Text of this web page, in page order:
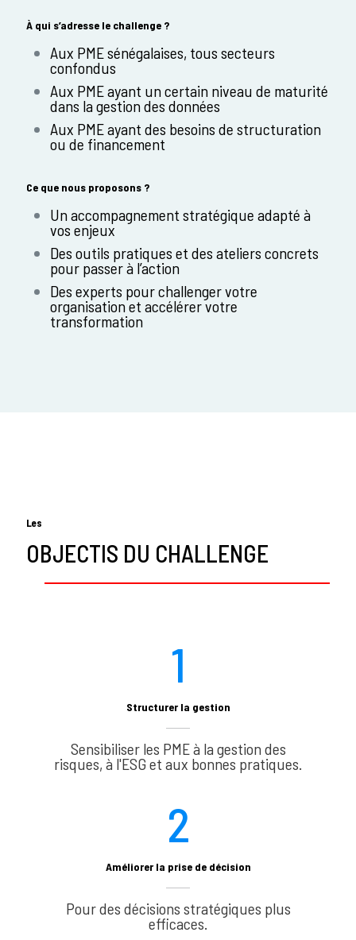
À qui s’adresse le challenge ?
Aux PME sénégalaises, tous secteurs
confondus
Aux PME ayant un certain niveau de maturité
dans la gestion des données
Aux PME ayant des besoins de structuration
ou de financement
Ce que nous proposons ?
Un accompagnement stratégique adapté à
vos enjeux
Des outils pratiques et des ateliers concrets
pour passer à l’action
Des experts pour challenger votre
organisation et accélérer votre
transformation
Les
OBJECTIS DU CHALLENGE
1
Structurer la gestion
Sensibiliser les PME à la gestion des
risques, à l'ESG et aux bonnes pratiques.
2
Améliorer la prise de décision
Pour des décisions stratégiques plus
efficaces.